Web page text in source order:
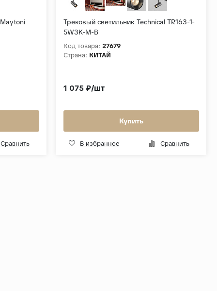
Сравнить
Трековый светильник Technical TR163-1-
5W3K-M-B
Код товара: 27679
Страна: КИТАЙ
1 075 ₽/шт
Купить
В избранное Сравнить